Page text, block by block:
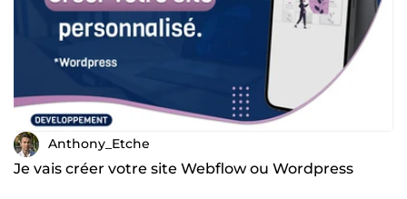
Anthony_Etche
Je vais créer votre site Webflow ou Wordpress